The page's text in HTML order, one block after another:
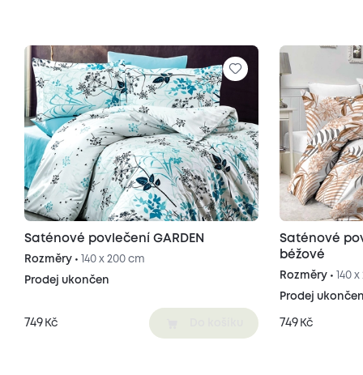
Saténové povlečení GARDEN
Rozměry • 140 x 200 cm
Prodej ukončen
749 Kč
Saténové
béžové
Rozměry • 140
Prodej
749 Kč